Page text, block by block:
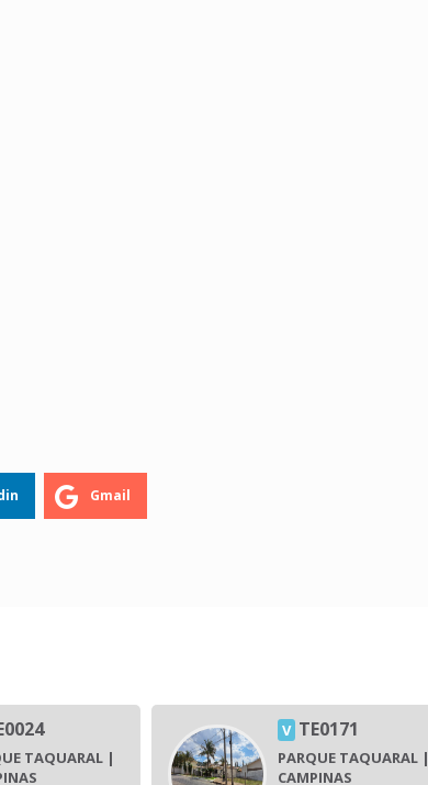
Gmail
TAQUARAL |
V TE0171
PARQUE TAQUARAL |
CAMPINAS